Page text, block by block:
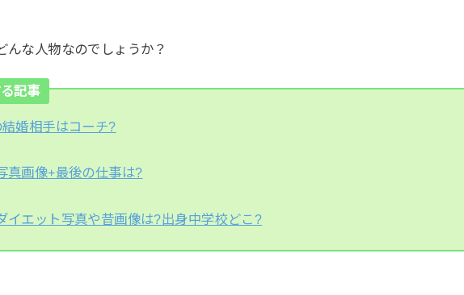
んな人物なのでしょうか？
記事
結婚相手はコーチ?
真画像+最後の仕事は?
イエット写真や昔画像は?出身中学校どこ?